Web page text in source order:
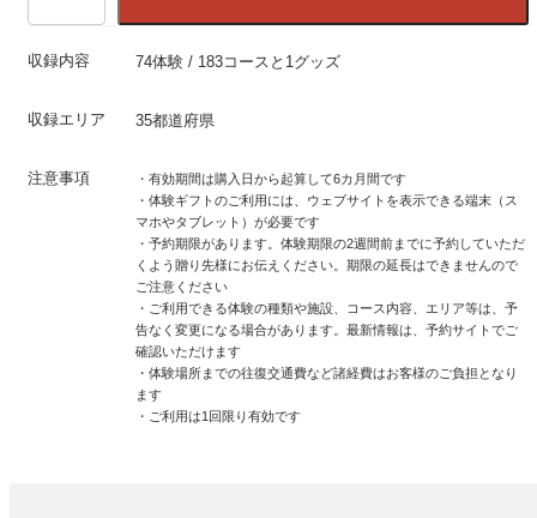
収録内容 74体験 / 183コースと1グッズ
収録エリア 35都道府県
注意事項
・有効期間は購入日から起算して6カ月間です
・体験ギフトのご利用には、ウェブサイトを表示できる端末（ス
マホやタブレット）が必要です
・予約期限があります。体験期限の2週間前までに予約していただ
くよう贈り先様にお伝えください。期限の延長はできませんので
ご注意ください
・ご利用できる体験の種類や施設、コース内容、エリア等は、予
告なく変更になる場合があります。最新情報は、予約サイトでご
確認いただけます
・体験場所までの往復交通費など諸経費はお客様のご負担となり
ます
・ご利用は1回限り有効です